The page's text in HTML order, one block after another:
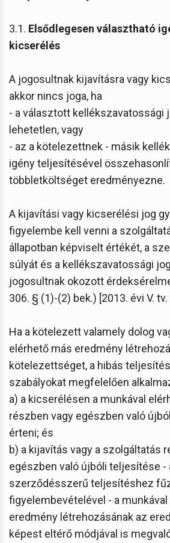
3.1. Elsődlegesen választható
kicserélés
A jogosultnak kijavításra vagy
akkor nincs joga, ha
- a választott kellékszavatossági
lehetetlen, vagy
- az a kötelezettnek - másik
igény teljesítésével
többletköltséget eredményezne.
A kijavítási vagy kicserélési jog
figyelembe kell venni a
állapotban képviselt értékét, a
súlyát és a kellékszavatossági
jogosultnak okozott
306. § (1)-(2) bek.) [2013. évi V.
Ha a kötelezett valamely dolog
elérhető más eredmény
kötelezettséget, a hibás
szabályokat megfelelően
a) a kicserélésen a munkával
részben vagy egészben való
érteni; és
b) a kijavítás vagy a szolgáltatás
egészben való újbóli teljesítése -
szerződésszerű teljesítéshez
figyelembevételével - a
eredmény létrehozásának az
képest eltérő módjával is